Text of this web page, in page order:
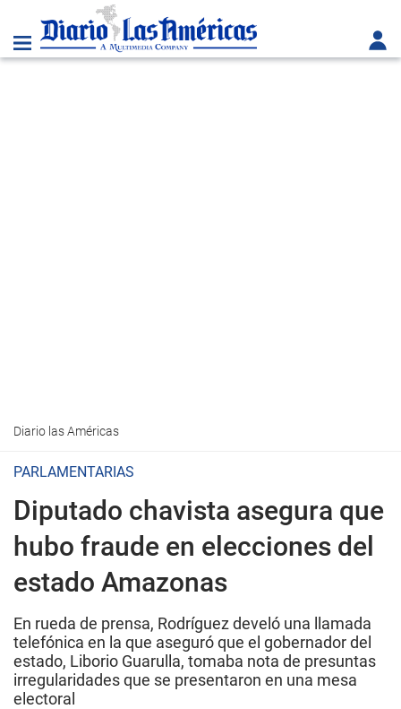
Diario las Américas
PARLAMENTARIAS
Diputado chavista asegura que
hubo fraude en elecciones del
estado Amazonas
En rueda de prensa, Rodríguez develó una llamada
telefónica en la que aseguró que el gobernador del
estado, Liborio Guarulla, tomaba nota de presuntas
irregularidades que se presentaron en una mesa
electoral